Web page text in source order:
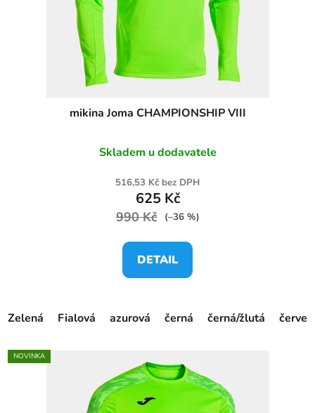
mikina Joma CHAMPIONSHIP VIII
Skladem u dodavatele
516,53 Kč bez DPH
625 Kč
990 Kč (–36 %)
DETAIL
Zelená Fialová azurová černá černá/žlutá
NOVINKA